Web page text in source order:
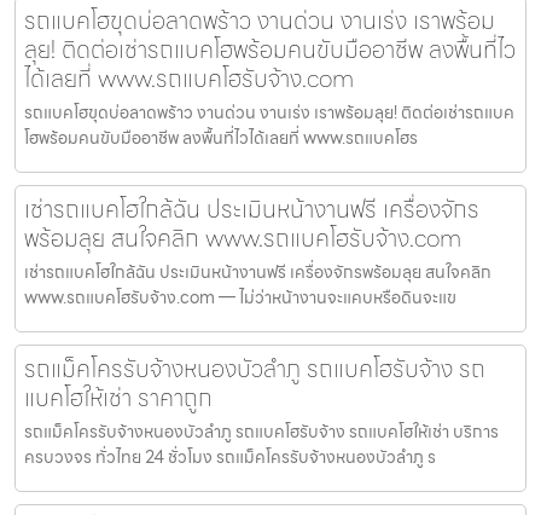
รถแบคโฮขุดบ่อลาดพร้าว งานด่วน งานเร่ง เราพร้อม
ลุย! ติดต่อเช่ารถแบคโฮพร้อมคนขับมืออาชีพ ลงพื้นที่ไว
ได้เลยที่ www.รถแบคโฮรับจ้าง.com
รถแบคโฮขุดบ่อลาดพร้าว งานด่วน งานเร่ง เราพร้อมลุย! ติดต่อเช่ารถแบค
โฮพร้อมคนขับมืออาชีพ ลงพื้นที่ไวได้เลยที่ www.รถแบคโฮร
เช่ารถแบคโฮใกล้ฉัน ประเมินหน้างานฟรี เครื่องจักร
พร้อมลุย สนใจคลิก www.รถแบคโฮรับจ้าง.com
เช่ารถแบคโฮใกล้ฉัน ประเมินหน้างานฟรี เครื่องจักรพร้อมลุย สนใจคลิก
www.รถแบคโฮรับจ้าง.com — ไม่ว่าหน้างานจะแคบหรือดินจะแข
รถแม็คโครรับจ้างหนองบัวลำภู รถแบคโฮรับจ้าง รถ
แบคโฮให้เช่า ราคาถูก
รถแม็คโครรับจ้างหนองบัวลำภู รถแบคโฮรับจ้าง รถแบคโฮให้เช่า บริการ
ครบวงจร ทั่วไทย 24 ชั่วโมง รถแม็คโครรับจ้างหนองบัวลำภู ร